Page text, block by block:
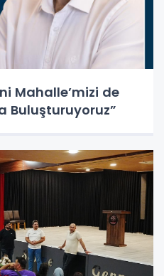
Mahalle’mizi de
Buluşturuyoruz”